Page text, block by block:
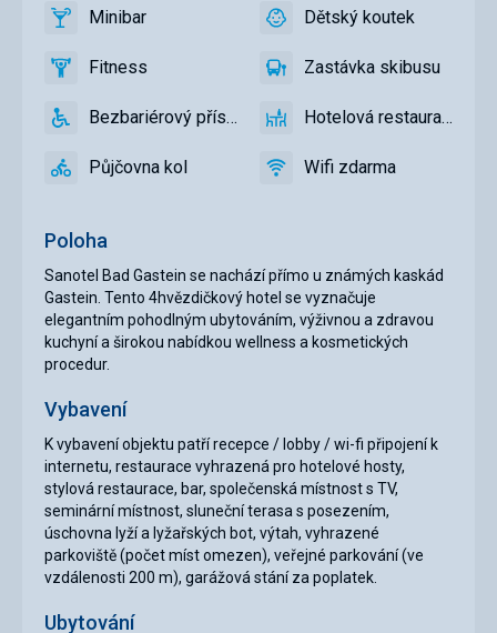
Poloha
Sanotel Bad Gastein se nachází přímo u známých kaskád
Gastein. Tento 4hvězdičkový hotel se vyznačuje
elegantním pohodlným ubytováním, výživnou a zdravou
kuchyní a širokou nabídkou wellness a kosmetických
procedur.
Vybavení
K vybavení objektu patří recepce / lobby / wi-fi připojení k
internetu, restaurace vyhrazená pro hotelové hosty,
stylová restaurace, bar, společenská místnost s TV,
seminární místnost, sluneční terasa s posezením,
úschovna lyží a lyžařských bot, výtah, vyhrazené
parkoviště (počet míst omezen), veřejné parkování (ve
vzdálenosti 200 m), garážová stání za poplatek.
Ubytování
Minibar,Minibar
ano
DětskýDětský koutek
ano
FitnessFitness
ano
ZastávkaZastávka skibusu
ano
Bezbariérový
Bezbariérový přístup
ano
HotelováHotelová restaurace
ano
PůjčovnaPůjčovna kol
ano
Wifi
Wifi zdarma
ano